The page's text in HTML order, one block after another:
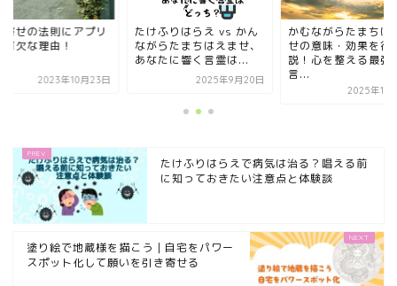
寄せの法則にアプリ
欠な理由！
2023年10月23日
たけふりはらえ vs かん
ながらたまちはえませ、
あなたに響く言霊は...
2025年9月20日
かむながらたまちは
せの意味・効果を徹
説！心を整える最強
言...
2025年10
たけふりはらえで病気は治る？唱える前
に知っておきたい注意点と体験談
塗り絵で地蔵様を描こう｜自宅をパワー
スポット化して願いを引き寄せる